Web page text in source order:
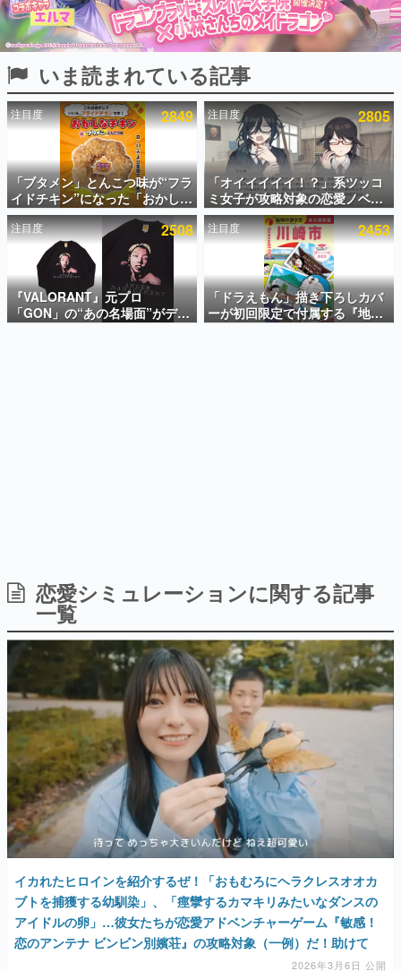
連載・特集一覧
殿堂入り記事
SNS拡散数が数千以上！ ページビュー数万以上！ などな
ど。多くの人々に読まれた、電ファミ渾身の“殿堂入り”記
事をまとめました。
ゲームの企画書
名作ゲームクリエイターの方々に製作時のエピソードをお
聞きし、ヒットする企画（ゲーム）とは何か？を探ってい
きます。
赫本
この物語を解いてはいけない。『赫本』は、〈試験問題〉
の形をした短編ホラー小説集です。
新世代に訊く
これからのデジタルゲーム市場を担う若きクリエイター達
の姿を追い、彼らのルーツと情熱を探っていきます。
ゲーム開発者・hamatsu氏がゲームの魅力を画面や操作の
具体的な形から解き明かしていく、硬派で骨太な評論連載
ゲームが変えた日本語
「経験値」「裏技」「ラスボス」… ゲームにまつわる言葉
の起源や用法の変遷を、コンピューター文化史研究家・タ
イニーP氏が徹底調査。
カテゴリ
特集記事
マンガ
女性向け
その他
電ファミニコゲーマーとは？
いま読まれている記事
注目度 2849
「ブタメン」とんこつ味が“フラ
イドチキン”になった「おかしな
チキン」が登場。8月11日より
全国のセブンイレブンで順次発
売、 「ブタメンくん」がデザイ
ンされた専用袋が先着でついて
くるキャンペーンも実施
注目度 2805
「オイイイイイ！？」系ツッコ
ミ女子が攻略対象の恋愛ノベル
ゲーム『美術部カノジョ』
Steamストアページが公開。
「お前らーそろそろ自重しろ
ー？＾＾」暗黒微笑の夢女子
や、萌え声不思議ちゃん女子と
青春を謳歌
注目度 2508
『VALORANT』元プロ
「GON」の“あの名場面”がデザ
インされた新作グッズが本日8月
注目度 2453
「ドラえもん」描き下ろしカバ
ーが初回限定で付属する『地球
の歩き方 川崎市』が8月6日に発
恋愛シミュレーションに関する記事
一覧
イカれたヒロインを紹介するぜ！「おもむろにヘラクレスオオカ
ブトを捕獲する幼馴染」、「痙攣するカマキリみたいなダンスの
アイドルの卵」…彼女たちが恋愛アドベンチャーゲーム『敏感！
恋のアンテナ ビンビン別嬪荘』の攻略対象（一例）だ！助けて
2026年3月6日 公開